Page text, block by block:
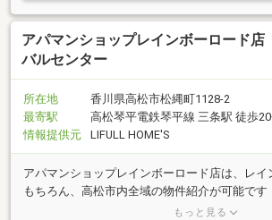
アパマンショップレインボーロード
バルセンター
所在地
香川県高松市松縄町1128-2
最寄駅
高松琴平電鉄琴平線 三条駅 徒歩
情報提供元
LIFULL HOME'S
アパマンショップレインボーロード店は、レイ
もちろん、高松市内全域の物件紹介が可能です
学生物件をはじめ、デザイナーズマンションや
もっと見る